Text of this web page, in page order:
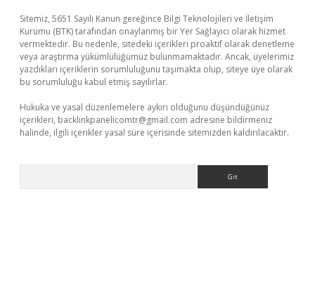
Sitemiz, 5651 Sayılı Kanun gereğince Bilgi Teknolojileri ve İletişim
Kurumu (BTK) tarafından onaylanmış bir Yer Sağlayıcı olarak hizmet
vermektedir. Bu nedenle, sitedeki içerikleri proaktif olarak denetleme
veya araştırma yükümlülüğümüz bulunmamaktadır. Ancak, üyelerimiz
yazdıkları içeriklerin sorumluluğunu taşımakta olup, siteye üye olarak
bu sorumluluğu kabul etmiş sayılırlar.
Hukuka ve yasal düzenlemelere aykırı olduğunu düşündüğünüz
içerikleri, backlinkpanelicomtr@gmail.com adresine bildirmeniz
halinde, ilgili içerikler yasal süre içerisinde sitemizden kaldırılacaktır.